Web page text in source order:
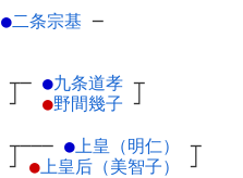
●二条宗基 ─
┬
┘
─ ●九条道孝 ┬
●野間幾子 ┘
┬
┘
─── ● 上皇（明仁）
┬
● 上皇后（美智子） ┘